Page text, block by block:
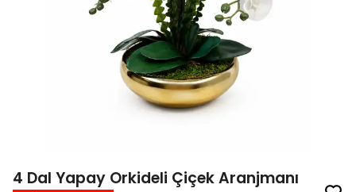
4 Dal Yapay Orkideli Çiçek Aranjmanı